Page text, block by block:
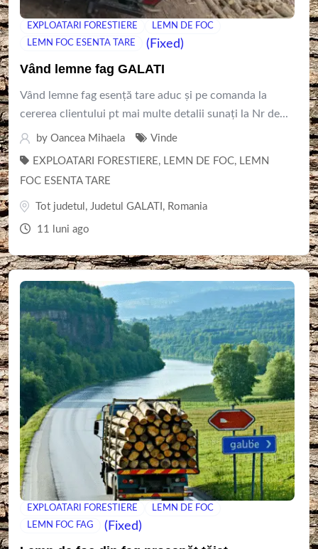
EXPLOATARI FORESTIERE
LEMN DE FOC
LEMN FOC ESENTA TARE
(Fixed)
Vând lemne fag GALATI
Vând lemne fag esență tare aduc și pe comanda la
cererea clientului pt mai multe detalii sunați la Nr de...
by Oancea Mihaela Vinde
EXPLOATARI FORESTIERE, LEMN DE FOC, LEMN
FOC ESENTA TARE
Tot judetul , Judetul GALATI , Romania
11 luni ago
EXPLOATARI FORESTIERE
LEMN DE FOC
LEMN FOC FAG
(Fixed)